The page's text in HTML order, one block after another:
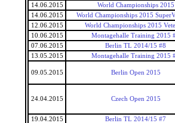
14.06.2015
World Championships 2015
14.06.2015
World Championships 2015
12.06.2015
World Championships 2015
10.06.2015
Montagehalle Training 2015
07.06.2015
Berlin TL 2014/15 #8
13.05.2015
Montagehalle Training 2015
09.05.2015 Berlin Open 2015
24.04.2015 Czech Open 2015
19.04.2015
Berlin TL 2014/15 #7